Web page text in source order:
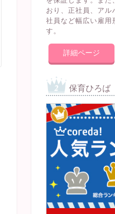
おり、正社員、アル
社員など幅広い雇用
す。
詳細ページ
保育ひろば